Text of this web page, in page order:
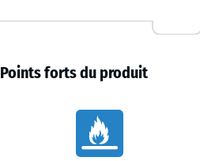
maître d'œuvre déterminent si cette
Le passage d'Efl à Cfl-s1 est obtenu
ignifugeant incorporé au granulat de
sans changer les propriétés d'usage
être définie avant la production, car
DZ
Points forts du produit
Caractéristiques